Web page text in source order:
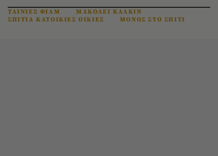
ΤΑΙΝΙΕΣ ΦΙΛΜ
ΜΑΚΟΛΕΙ ΚΑΛΚΙΝ
ΣΠΙΤΙΑ ΚΑΤΟΙΚΙΕΣ ΟΙΚΙΕΣ
ΜΟΝΟΣ ΣΤΟ ΣΠΙΤΙ